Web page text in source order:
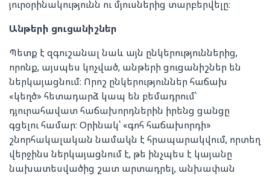
յուրօրինակությունն ու մյուսներից տարբերվելը։
Անթերի ցուցանիշներ
Պետք է զգուշանալ նաև այն ընկերություններից,
որոնք, այսպես կոչված, անթերի ցուցանիշներ են
ներկայացնում։ Որոշ ընկերություններ հաճախ
«կեղծ» հետադարձ կապ են բեմադրում՝
դյուրահավատ հաճախորդներին իրենց ցանցը
գցելու համար։ Օրինակ՝ «գոհ հաճախորդի»
շնորհակալական նամակն է հրապարակվում, որտեղ
վերջինս ներկայացնում է, թե ինչպես է կայանը
նախատեսվածից շատ արտադրել, անխափան